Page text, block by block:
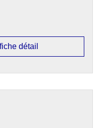
détail